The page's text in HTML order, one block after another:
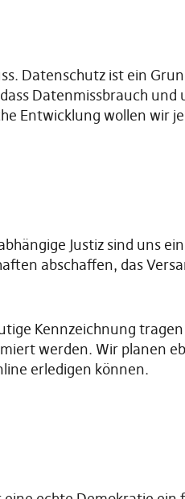
Datenschutz ist ein
Datenmissbrauch
Entwicklung wollen wir
Justiz sind uns
abschaffen, das
Kennzeichnung
werden. Wir planen
erledigen können.